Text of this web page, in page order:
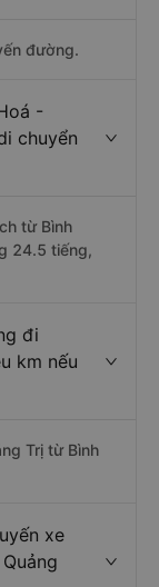
đường.
-
chuyển
từ Bình
24.5 tiếng,
đi
km nếu
Trị từ Bình
xe